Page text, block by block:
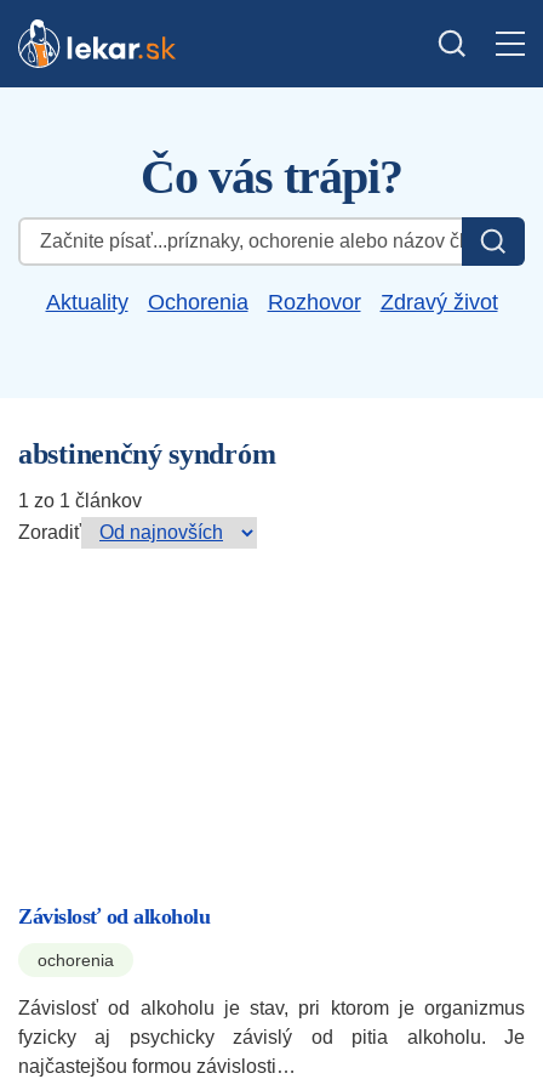
Čo vás trápi?
Hľadať:
Aktuality Ochorenia Rozhovor Zdravý život
abstinenčný syndróm
1 zo 1 článkov
Zoradiť
Závislosť od alkoholu
ochorenia
Závislosť od alkoholu je stav, pri ktorom je organizmus
fyzicky aj psychicky závislý od pitia alkoholu. Je
najčastejšou formou závislosti…